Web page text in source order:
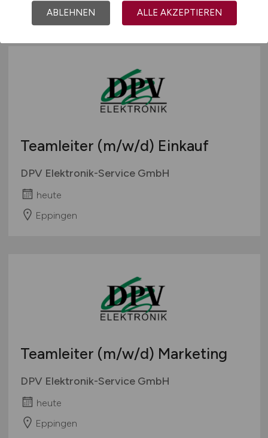
Knittlingen
Teamleiter (m/w/d) Einkauf
DPV Elektronik-Service GmbH
heute
Eppingen
Teamleiter (m/w/d) Marketing
DPV Elektronik-Service GmbH
heute
Eppingen
ABLEHNEN ALLE AKZEPTIEREN